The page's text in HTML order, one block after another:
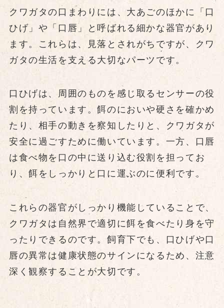
クワガタの口まわりには、大あごのほかに「口
ひげ」や「口唇」と呼ばれる細かな器官があり
ます。これらは、見落とされがちですが、クワ
ガタの生活を支える大切なパーツです。
口ひげは、周囲のものを感じ取るセンサーの役
割を持っています。餌のにおいや硬さを確かめ
たり、相手の動きを察知したりと、クワガタが
安全に過ごすために働いています。一方、口唇
は食べ物を口の中に送り込む役割を担ってお
り、餌をしっかりと口に運ぶのに便利です。
これらの器官がしっかり機能していることで、
クワガタは自然界で適切に餌を食べたり身を守
ったりできるのです。飼育下でも、口ひげや口
唇の異常は健康状態のサインになるため、注意
深く観察することが大切です。